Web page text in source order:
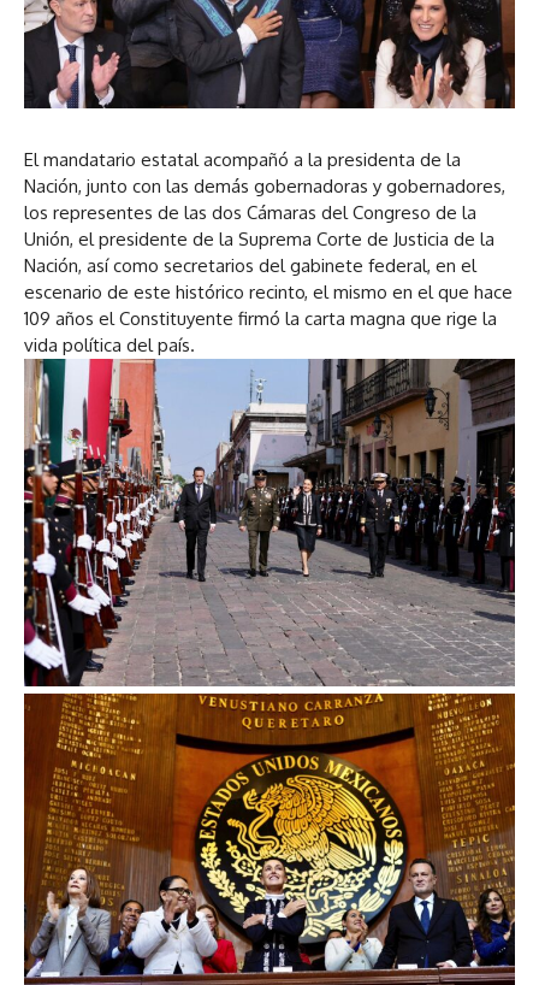
El mandatario estatal acompañó a la presidenta de la
Nación, junto con las demás gobernadoras y gobernadores,
los representes de las dos Cámaras del Congreso de la
Unión, el presidente de la Suprema Corte de Justicia de la
Nación, así como secretarios del gabinete federal, en el
escenario de este histórico recinto, el mismo en el que hace
109 años el Constituyente firmó la carta magna que rige la
vida política del país.